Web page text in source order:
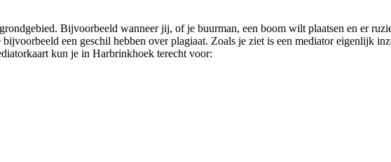
Bijvoorbeeld wanneer jij, of je buurman, een boom wilt plaatsen en er
een geschil hebben over plagiaat. Zoals je ziet is een mediator eigenlijk
kun je in Harbrinkhoek terecht voor: